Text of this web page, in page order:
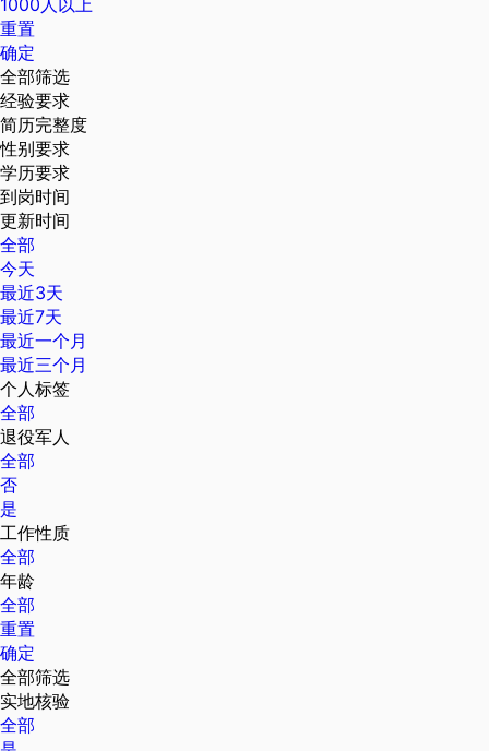
重置
确定
全部筛选
经验要求
简历完整度
性别要求
学历要求
到岗时间
更新时间
全部
今天
最近3天
最近7天
最近一个月
最近三个月
个人标签
全部
退役军人
全部
否
是
工作性质
全部
年龄
全部
重置
确定
全部筛选
实地核验
全部